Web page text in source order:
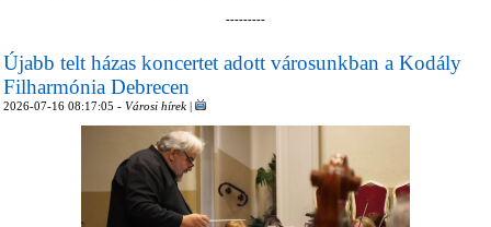
---------
Újabb telt házas koncertet adott városunkban a Kodály
Filharmónia Debrecen
2026-07-16 08:17:05 - Városi hírek |